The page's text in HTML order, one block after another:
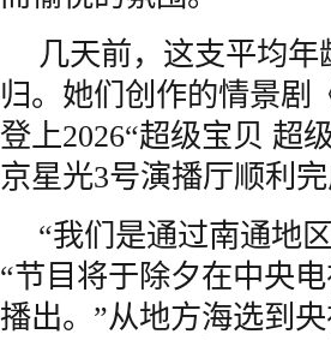
几天前，这支平均
归。她们创作的情景剧
登上2026“超级宝贝 超
京星光3号演播厅顺利完
“我们是通过南通地
“节目将于除夕在中央
播出。”从地方海选到